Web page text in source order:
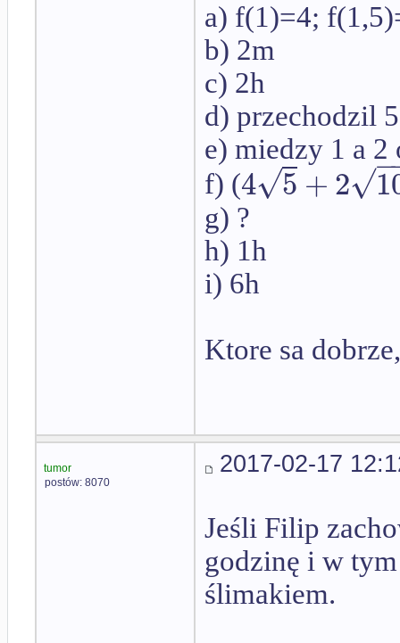
a) f(1)=4;
b) 2m
c) 2h
d) przechodzil
e) miedzy 1 a 2
f) (4 5
√ +2 −
√
g) ?
h) 1h
i) 6h
Ktore sa
tumor
postów: 8070
2017-02-17
Jeśli Filip
godzinę i w
ślimakiem.